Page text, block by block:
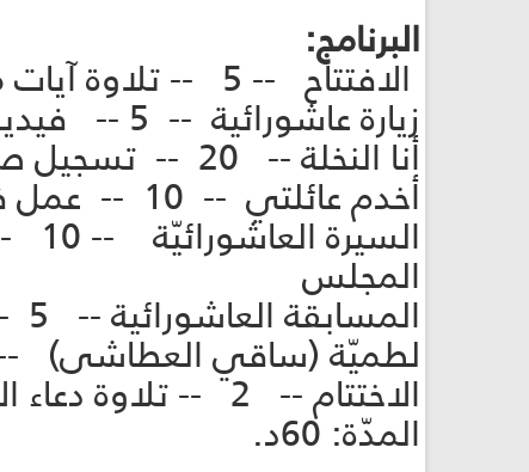
البرنامج:
الافتتاح -- 5 -- تلاوة آيات من القرآن الكريم + حديث شريف
زيارة عاشورائية -- 5 -- فيديو أو تسجيل صوتي
أنا النخلة -- 20 -- تسجيل صوتي -- بطاقة النشاط +فيديو النشاط
أخدم عائلتي -- 10 -- عمل فردي
المجلس
المسابقة العاشورائية -- 5 -- رسالة نصية
لطميّة (ساقي العطاشى) -- 5 -- رابط للمشاهدة على
الاختتام -- 2 -- تلاوة دعاء الإمام الحجّة (عجّل الله فرجه)
المدّة: 60د.